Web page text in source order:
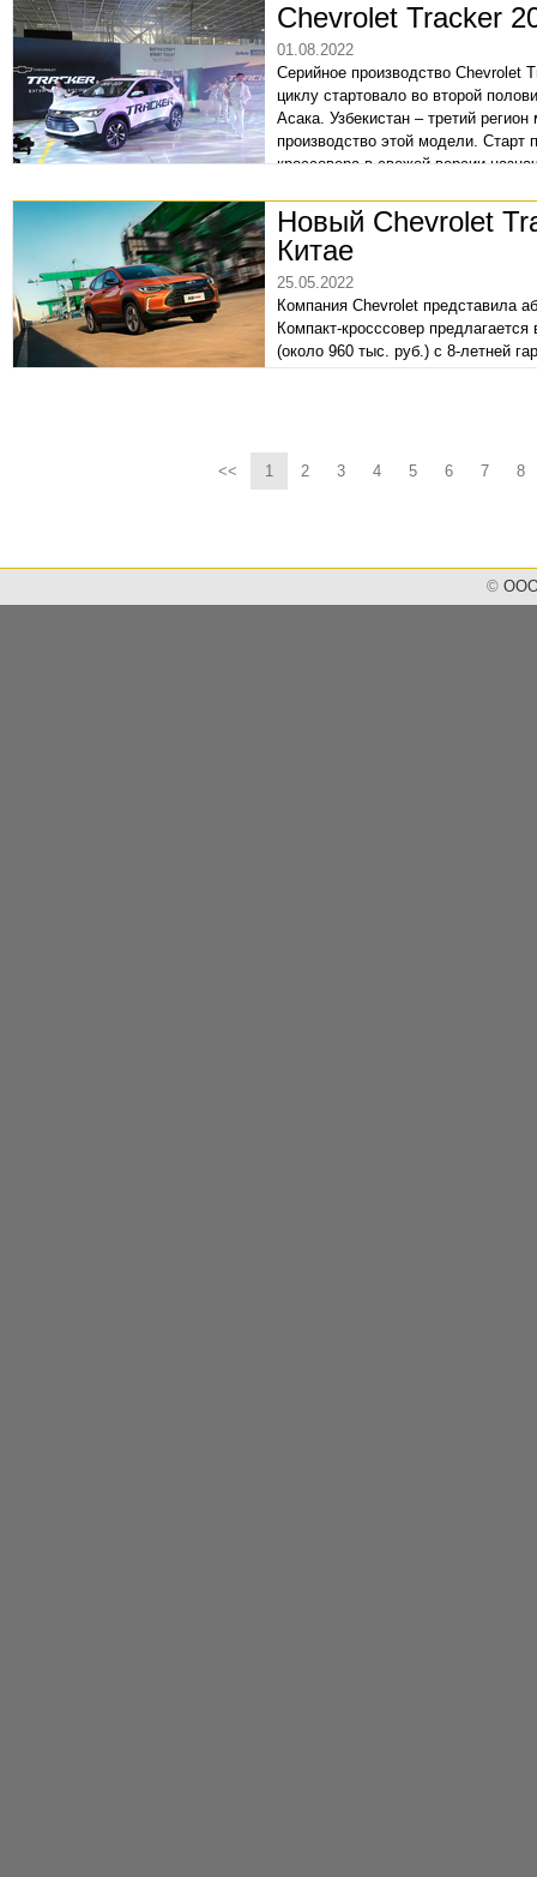
Chevrolet Tracker
01.08.2022
Серийное производство Chevrolet
циклу стартовало во второй
Асака. Узбекистан – третий
производство этой модели. Старт
кроссовера в свежей версии
Новый Chevrolet
Китае
25.05.2022
Компания Chevrolet представила
Компакт-кросссовер
(около 960 тыс. руб.) с 8-летней
<< 1 2 3 4 5 6 7 8
© ООО